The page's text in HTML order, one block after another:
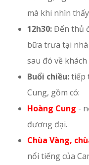
mà khi nhìn
12h30:Đến thủ
bữa trưa tại nhà
sau đó về
Buổi chiều:tiếp
Cung, gồm có:
Hoàng Cung -
đương đại.
Chùa Vàng,
nổi tiếng của